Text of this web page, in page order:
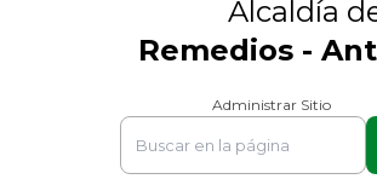
Alcaldía
Remedios -
Administrar Sitio